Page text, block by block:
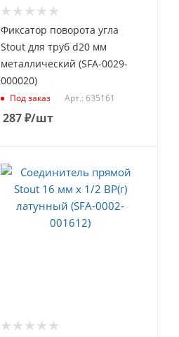
Фиксатор поворота угла
Stout для труб d20 мм
металлический (SFA-0029-
000020)
Под заказ Арт.: 635161
287₽/шт